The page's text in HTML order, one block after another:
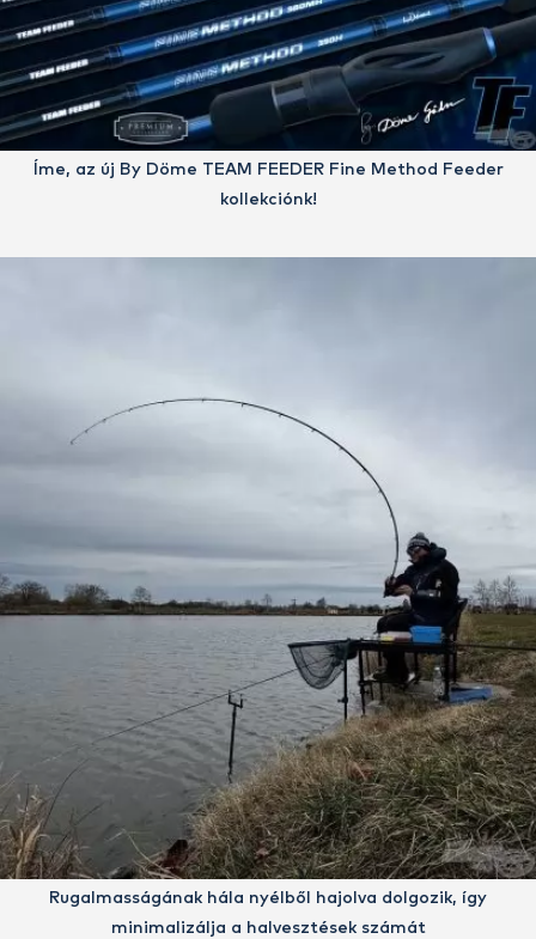
Íme, az új By Döme TEAM FEEDER Fine Method Feeder
kollekciónk!
Rugalmasságának hála nyélből hajolva dolgozik, így
minimalizálja a halvesztések számát